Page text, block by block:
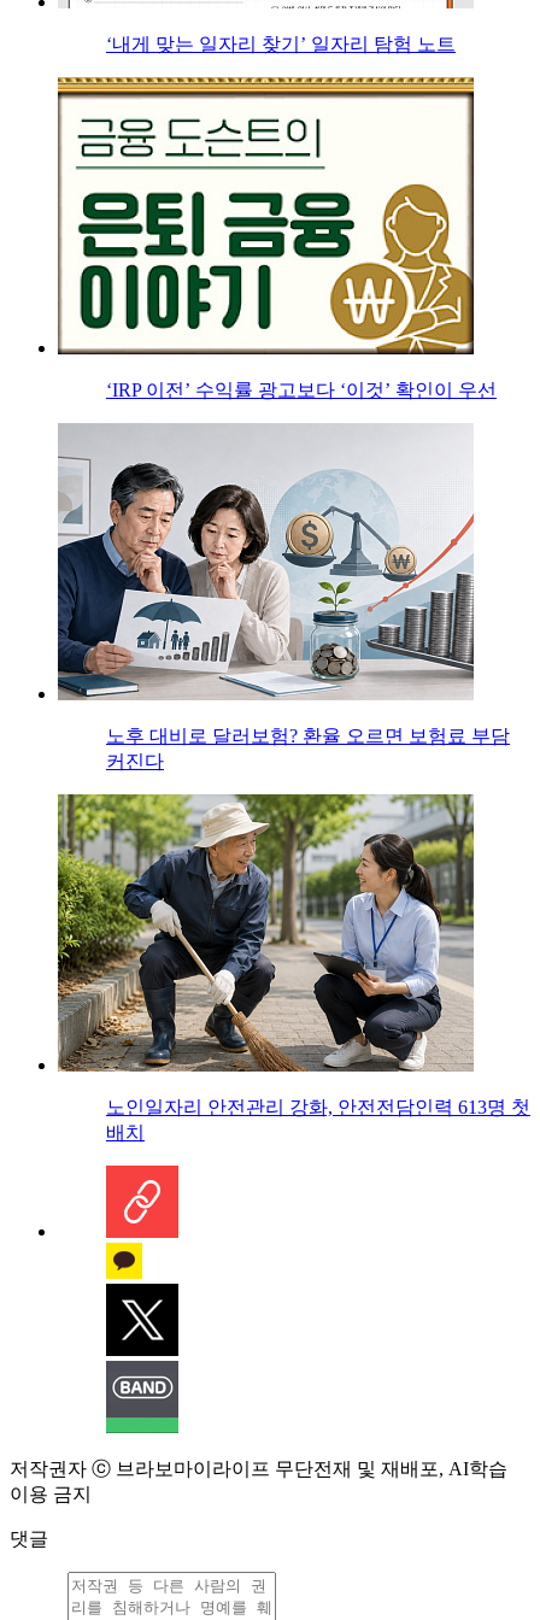
‘내게 맞는 일자리 찾기’ 일자리 탐험 노트
‘IRP 이전’ 수익률 광고보다 ‘이것’ 확인이 우선
노후 대비로 달러보험? 환율 오르면 보험료 부담
커진다
노인일자리 안전관리 강화, 안전전담인력 613명 첫
배치
저작권자 ⓒ 브라보마이라이프 무단전재 및 재배포, AI학습
이용 금지
댓글